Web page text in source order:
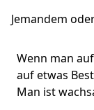
Jemandem
Wenn man
auf etwas
Man ist